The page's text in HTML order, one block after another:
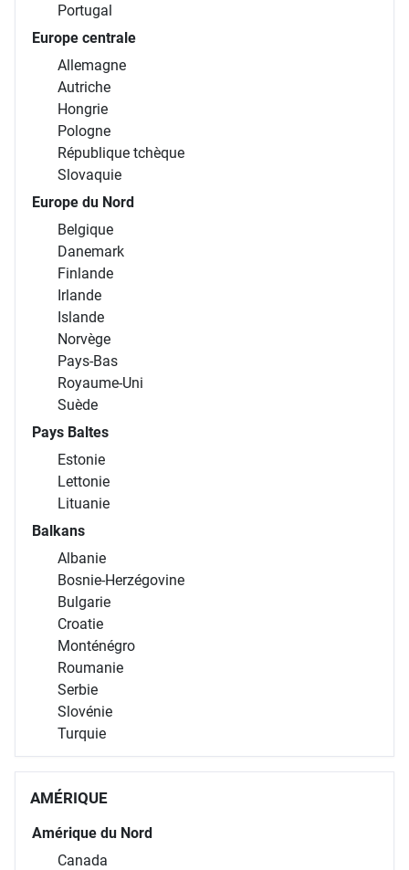
Portugal
Europe centrale
Allemagne
Autriche
Hongrie
Pologne
République tchèque
Slovaquie
Europe du Nord
Belgique
Danemark
Finlande
Irlande
Islande
Norvège
Pays-Bas
Royaume-Uni
Suède
Pays Baltes
Estonie
Lettonie
Lituanie
Balkans
Albanie
Bosnie-Herzégovine
Bulgarie
Croatie
Monténégro
Roumanie
Serbie
Slovénie
Turquie
AMÉRIQUE
Amérique du Nord
Canada